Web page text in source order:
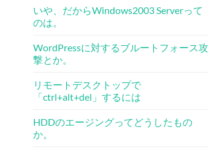
いや、だからWindows2003 Serverって
のは。
WordPressに対するブルートフォース攻
撃とか。
リモートデスクトップで
「ctrl+alt+del」するには
HDDのエージングってどうしたもの
か。